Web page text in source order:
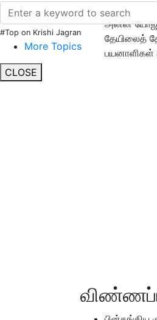
#Top on Krishi Jagran
More Topics
CLOSE
பட்டியல்
அன்ன
தேயிலைத்
பயனாளிகள்